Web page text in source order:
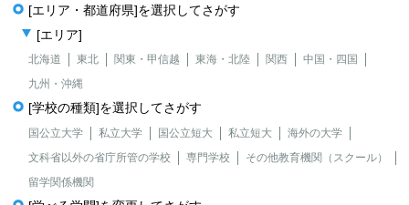
[エリア・都道府県]を選択してさがす
[エリア]
北海道 東北 関東・甲信越 東海・北陸 関西
中国・四国
九州・沖縄
[学校の種類]を選択してさがす
国公立大学 私立大学 国公立短大 私立短大
海外の大学
文科省以外の省庁所管の学校
専門学校
その他教育機関（スクール）
留学関係機関